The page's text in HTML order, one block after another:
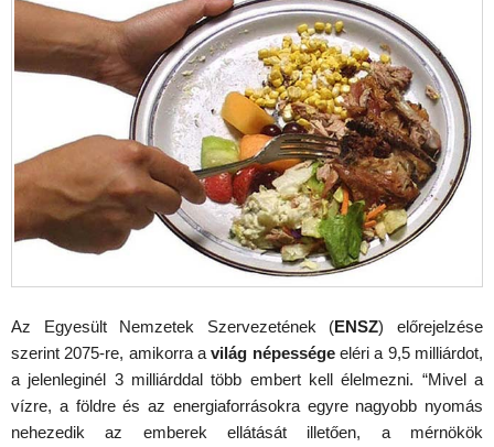
Az Egyesült Nemzetek Szervezetének (ENSZ) előrejelzése
szerint 2075-re, amikorra avilág népességeeléri a 9,5 milliárdot,
a jelenleginél 3 milliárddal több embert kell élelmezni. “Mivel a
vízre, a földre és az energiaforrásokra egyre nagyobb nyomás
nehezedik az emberek ellátását illetően, a mérnökök